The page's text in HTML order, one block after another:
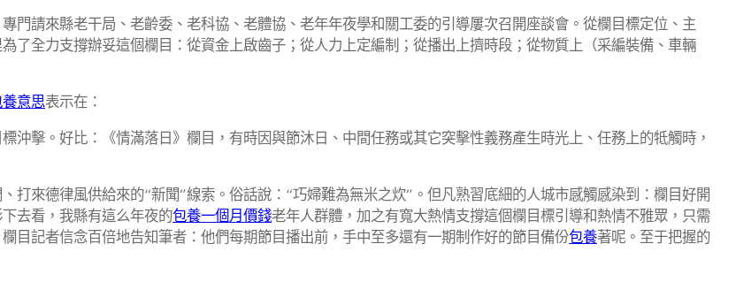
請來縣老干局、老齡委、老科協、老體協、老年年夜學和關工委的引導屢次召開座談會。從欄目標定位、主
了全力支撐辦妥這個欄目：從資金上啟齒子；從人力上定編制；從播出上擠時段；從物質上（采編裝備、車輛
意思表示在：
擊。好比：《情滿落日》欄目，有時因與節沐日、中間任務或其它突擊性義務產生時光上、任務上的牴觸時，
來德律風供給來的“新聞”線索。俗話說：“巧婦難為無米之炊”。但凡熟習底細的人城市感觸感染到：欄目好開
去看，我縣有這么年夜的包養一個月價錢老年人群體，加之有寬大熱情支撐這個欄目標引導和熱情不雅眾，只需
目記者信念百倍地告知筆者：他們每期節目播出前，手中至多還有一期制作好的節目備份包養著呢。至于把握的